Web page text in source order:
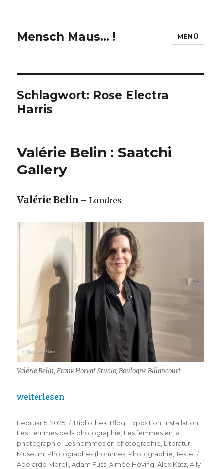
Mensch Maus… ! MENÜ
Schlagwort: Rose Electra
Harris
Valérie Belin : Saatchi
Gallery
Valérie Belin – Londres
Valérie Belin, Frank Horvat Studio, Boulogne Billancourt
„Valérie Belin : Saatchi Gallery “
weiterlesen
Veröffentlicht
am
Februar 5, 2025 Kategorien
Bibliothek, Blog, Exposition, Installation,
Les Femmes de la photographie, Les femmes en la
photographie, Les hommes en photographie, Literatur,
Museum, Photographes (hommes, Photographie,Texte
Abelardo Morell,Adam Fuss,Aimée Hoving,Alex Katz,Ally